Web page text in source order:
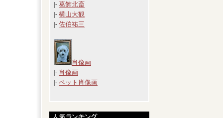
|- 葛飾北斎
|- 横山大観
|- 佐伯祐三
肖像画
|- 肖像画
|- ペット肖像画